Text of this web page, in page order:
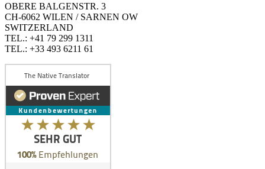
OBERE BALGENSTR. 3
CH-6062 WILEN / SARNEN OW
SWITZERLAND
TEL.: +41 79 299 1311
TEL.: +33 493 6211 61